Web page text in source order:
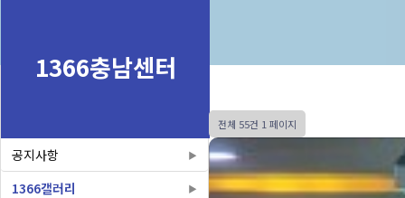
1366충남센터
공지사항
1366갤러리
전체 55건 1 페이지